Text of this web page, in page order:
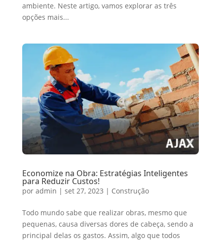
ambiente. Neste artigo, vamos explorar as três
opções mais...
Economize na Obra: Estratégias Inteligentes
para Reduzir Custos!
por admin | set 27, 2023 | Construção
Todo mundo sabe que realizar obras, mesmo que
pequenas, causa diversas dores de cabeça, sendo a
principal delas os gastos. Assim, algo que todos